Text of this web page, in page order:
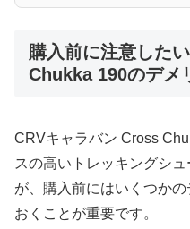
購入前に注意した
Chukka 190のデメ
CRVキャラバン Cross
スの高いトレッキングシ
が、購入前にはいくつか
おくことが重要です。